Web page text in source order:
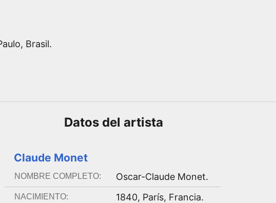
Brasil.
Datos del artista
Claude Monet
NOMBRE COMPLETO: Oscar-Claude Monet.
NACIMIENTO: 1840, París, Francia.